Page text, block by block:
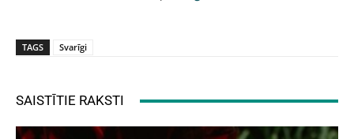
TAGS Svarīgi
SAISTĪTIE RAKSTI